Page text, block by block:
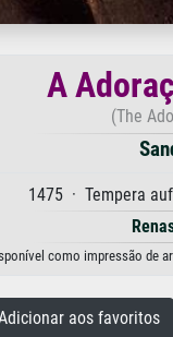
A
(The
1475 · Tempera
como impressão de
aos favoritos